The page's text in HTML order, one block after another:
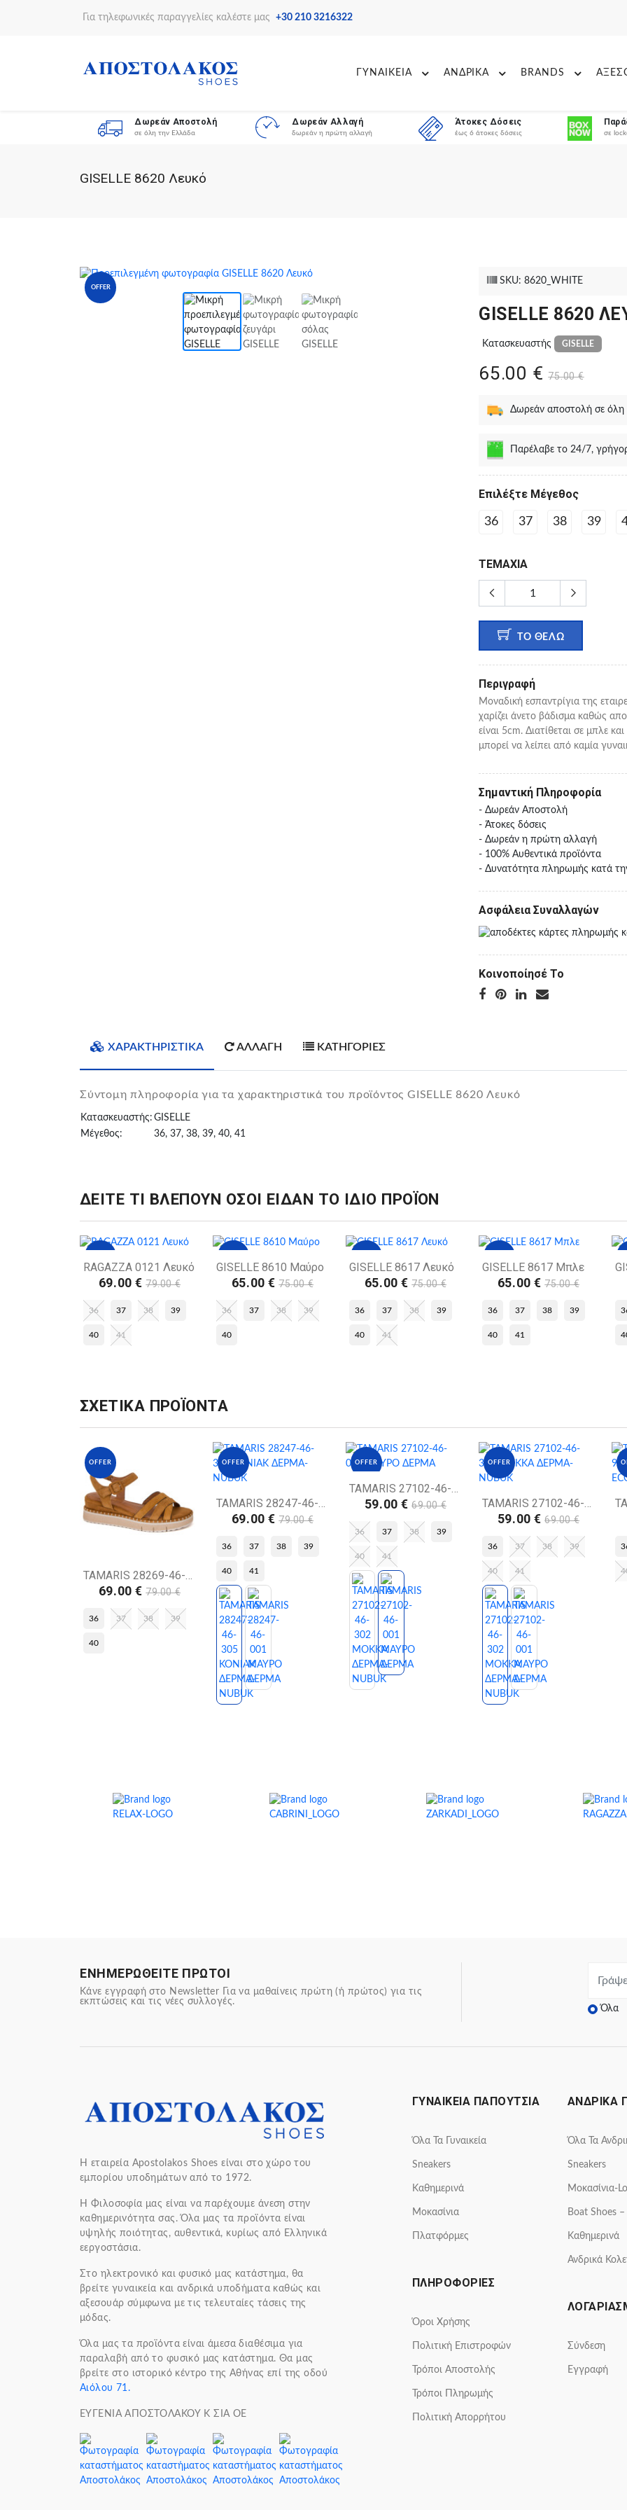
Για τηλεφωνικές παραγγελίες καλέστε μας +30 210 3216322
ΓΥΝΑΙΚΕΙΑ ΑΝΔΡΙΚΑ BRANDS
Δωρεάν Αποστολή
σε όλη την Ελλάδα
Δωρεάν Αλλαγή
δωρεάν η πρώτη αλλαγή
Άτοκες Δόσεις
έως 6 άτοκες δόσεις σε
GISELLE 8620 Λευκό
OFFER
SKU: 8620_WHITE
GISELLE 8620
Κατασκευαστής GISELLE
65.00 € 75.00 €
Δωρεάν αποστολή σε όλη
Παρέλαβε το 24/7,
Eπιλέξτε Μέγεθος
36 37 38 39
ΤΕΜΑΧΙΑ
ΤΟ ΘΕΛΩ
Περιγραφή
Μοναδική εσπαντρίγια της
χαρίζει άνετο βάδισμα καθώς
είναι 5cm. Διατίθεται σε μπλε
μπορεί να λείπει από καμία
Σημαντική Πληροφορία
- Δωρεάν Αποστολή
- Άτοκες δόσεις
- Δωρεάν η πρώτη αλλαγή
- 100% Αυθεντικά προϊόντα
- Δυνατότητα πληρωμής κατά
Ασφάλεια Συναλλαγών
Κοινοποίησέ Το
ΧΑΡΑΚΤΗΡΙΣΤΙΚΑ ΑΛΛΑΓΗ ΚΑΤΗΓΟΡΙΕΣ
Σύντομη πληροφορία για τα χαρακτηριστικά του προϊόντος GISELLE 8620 Λευκό
Κατασκευαστής: GISELLE
Μέγεθος:
36, 37, 38, 39, 40, 41
ΔΕΙΤΕ ΤΙ ΒΛΕΠΟΥΝ ΟΣΟΙ ΕΙΔΑΝ ΤΟ ΙΔΙΟ ΠΡΟΪΟΝ
RAGAZZA 0121 Λευκό
69.00 €79.00 €
36 37 38 39
40 41
GISELLE 8610 Μαύρο
65.00 €75.00 €
36 37 38 39
40
GISELLE 8617 Λευκό
65.00 €75.00 €
36 37 38 39
40 41
GISELLE 8617 Μπλε
65.00 €75.00 €
36 37 38 39
40 41
ΣΧΕΤΙΚΑ ΠΡΟΪΟΝΤΑ
OFFER
TAMARIS 28269-46-305 ΚΟΝΙΑΚ ΔΕΡΜΑ-NUBUK
69.00 €79.00 €
36 37 38 39
40
OFFER
TAMARIS 28247-46-305 ΚΟΝΙΑΚ ΔΕΡΜΑ-NUBUK
69.00 €79.00 €
36 37 38 39
40 41
OFFER
TAMARIS 27102-46-001 ΜΑΥΡΟ ΔΕΡΜΑ
59.00 €69.00 €
36 37 38 39
40 41
OFFER
TAMARIS 27102-46-302 ΜΟΚΚΑ ΔΕΡΜΑ- NUBUK
59.00 €69.00 €
36 37 38 39
40 41
ΕΝΗΜΕΡΩΘΕΙΤΕ ΠΡΩΤΟΙ
Κάνε εγγραφή στο Newsletter Για να μαθαίνεις πρώτη (ή πρώτος) για τις
εκπτώσεις και τις νέες συλλογές.
Όλα
Η εταιρεία Apostolakos Shoes είναι στο χώρο του
εμπορίου υποδημάτων από το 1972.
H Φιλοσοφία μας είναι να παρέχουμε άνεση στην
καθημερινότητα σας. Όλα μας τα προϊόντα είναι
υψηλής ποιότητας, αυθεντικά, κυρίως από Ελληνικά
εεργοστάσια.
Στο ηλεκτρονικό και φυσικό μας κατάστημα, θα
βρείτε γυναικεία και ανδρικά υποδήματα καθώς και
αξεσουάρ σύμφωνα με τις τελευταίες τάσεις της
μόδας.
Όλα μας τα προϊόντα είναι άμεσα διαθέσιμα για
παραλαβή από το φυσικό μας κατάστημα. Θα μας
βρείτε στο ιστορικό κέντρο της Αθήνας επί της οδού
Αιόλου 71.
ΕΥΓΕΝΙΑ ΑΠΟΣΤΟΛΑΚΟΥ Κ ΣΙΑ ΟΕ
ΓΥΝΑΙΚΕΙΑ ΠΑΠΟΥΤΣΙΑ
Όλα Τα Γυναικεία
Sneakers
Καθημερινά
Μοκασίνια
Πλατφόρμες
ΠΛΗΡΟΦΟΡΙΕΣ
Όροι Χρήσης
Πολιτική Επιστροφών
Τρόποι Αποστολής
Τρόποι Πληρωμής
Πολιτική Απορρήτου
ΑΝΔΡΙΚΑ
Όλα Τα
Sneakers
Μοκασίνια-
Boat Shoes –
Καθημερινά
Ανδρικά
Σύνδεση
Εγγραφή